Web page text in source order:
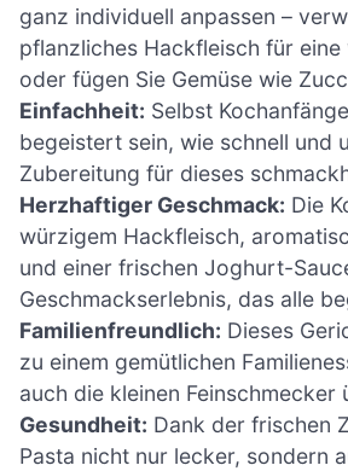
ganz individuell anpassen –
pflanzliches Hackfleisch für eine
oder fügen Sie Gemüse wie
Einfachheit: Selbst
begeistert sein, wie schnell und
Zubereitung für dieses
Herzhaftiger Geschmack: Die
würzigem Hackfleisch,
und einer frischen Joghurt-
Geschmackserlebnis, das alle
Familienfreundlich: Dieses
zu einem gemütlichen
auch die kleinen Feinschmecker
Gesundheit: Dank der frischen
Pasta nicht nur lecker, sondern